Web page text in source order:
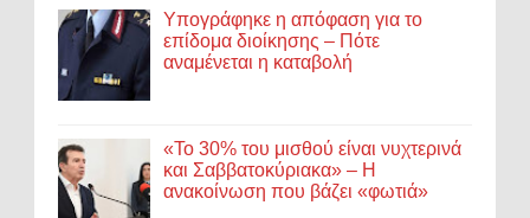
Υπογράφηκε η απόφαση για το
επίδομα διοίκησης – Πότε
αναμένεται η καταβολή
«Το 30% του μισθού είναι νυχτερινά
και Σαββατοκύριακα» – Η
ανακοίνωση που βάζει «φωτιά»